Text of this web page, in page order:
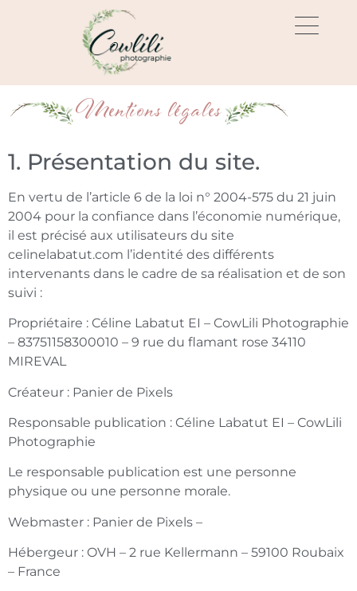
Mentions légales
1. Présentation du site.
En vertu de l’article 6 de la loi n° 2004-575 du 21 juin
2004 pour la confiance dans l’économie numérique,
il est précisé aux utilisateurs du site
celinelabatut.com l’identité des différents
intervenants dans le cadre de sa réalisation et de son
suivi :
Propriétaire : Céline Labatut EI – CowLili Photographie
– 83751158300010 – 9 rue du flamant rose 34110
MIREVAL
Créateur : Panier de Pixels
Responsable publication : Céline Labatut EI – CowLili
Photographie
Le responsable publication est une personne
physique ou une personne morale.
Webmaster : Panier de Pixels –
Hébergeur : OVH – 2 rue Kellermann – 59100 Roubaix
– France